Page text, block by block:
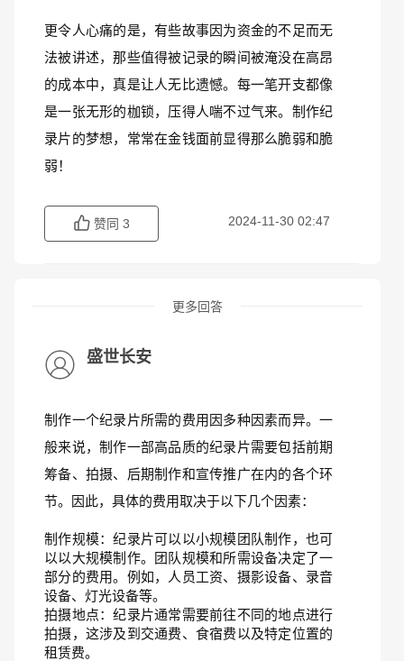
更令人心痛的是，有些故事因为资金的不足而无
法被讲述，那些值得被记录的瞬间被淹没在高昂
的成本中，真是让人无比遗憾。每一笔开支都像
是一张无形的枷锁，压得人喘不过气来。制作纪
录片的梦想，常常在金钱面前显得那么脆弱和脆
弱！
赞同 3 2024-11-30 02:47
更多回答
盛世长安
制作一个纪录片所需的费用因多种因素而异。一
般来说，制作一部高品质的纪录片需要包括前期
筹备、拍摄、后期制作和宣传推广在内的各个环
节。因此，具体的费用取决于以下几个因素：
制作规模：纪录片可以以小规模团队制作，也可
以以大规模制作。团队规模和所需设备决定了一
部分的费用。例如，人员工资、摄影设备、录音
设备、灯光设备等。
拍摄地点：纪录片通常需要前往不同的地点进行
拍摄，这涉及到交通费、食宿费以及特定位置的
租赁费。